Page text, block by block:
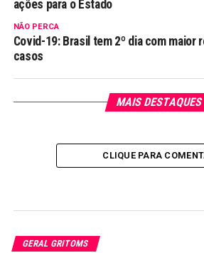
ações para o Estado
NÃO PERCA
Covid-19: Brasil tem 2º dia com maior
casos
MAIS DESTAQUES
CLIQUE PARA
GERAL GRITOMS